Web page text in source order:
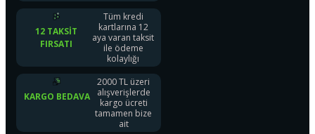
12 TAKSIT
FIRSATI
Tüm kredi
kartlarına 12
aya varan taksit
ile ödeme
kolaylığı
KARGO BEDAVA
2000 TL üzeri
alışverişlerde
kargo ücreti
tamamen bize
ait